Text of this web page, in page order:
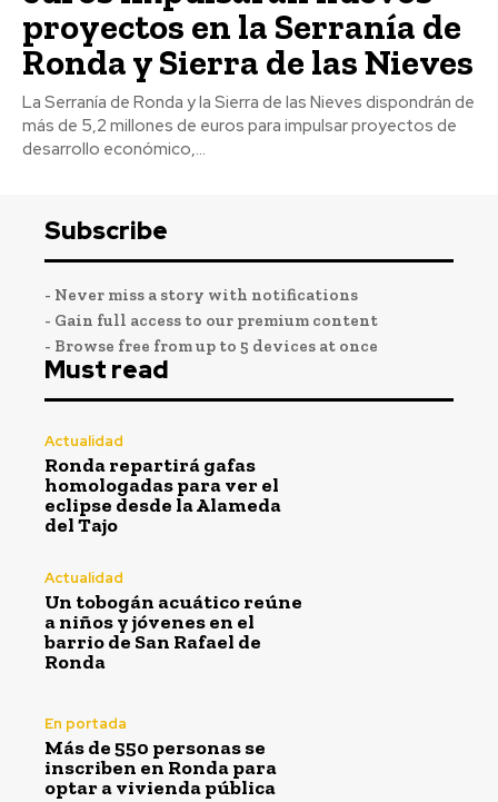
proyectos en la Serranía de
Ronda y Sierra de las Nieves
La Serranía de Ronda y la Sierra de las Nieves dispondrán de
más de 5,2 millones de euros para impulsar proyectos de
desarrollo económico,...
Subscribe
- Never miss a story with notifications
- Gain full access to our premium content
- Browse free from up to 5 devices at once
Must read
Actualidad
Ronda repartirá gafas
homologadas para ver el
eclipse desde la Alameda
del Tajo
Actualidad
Un tobogán acuático reúne
a niños y jóvenes en el
barrio de San Rafael de
Ronda
En portada
Más de 550 personas se
inscriben en Ronda para
optar a vivienda pública